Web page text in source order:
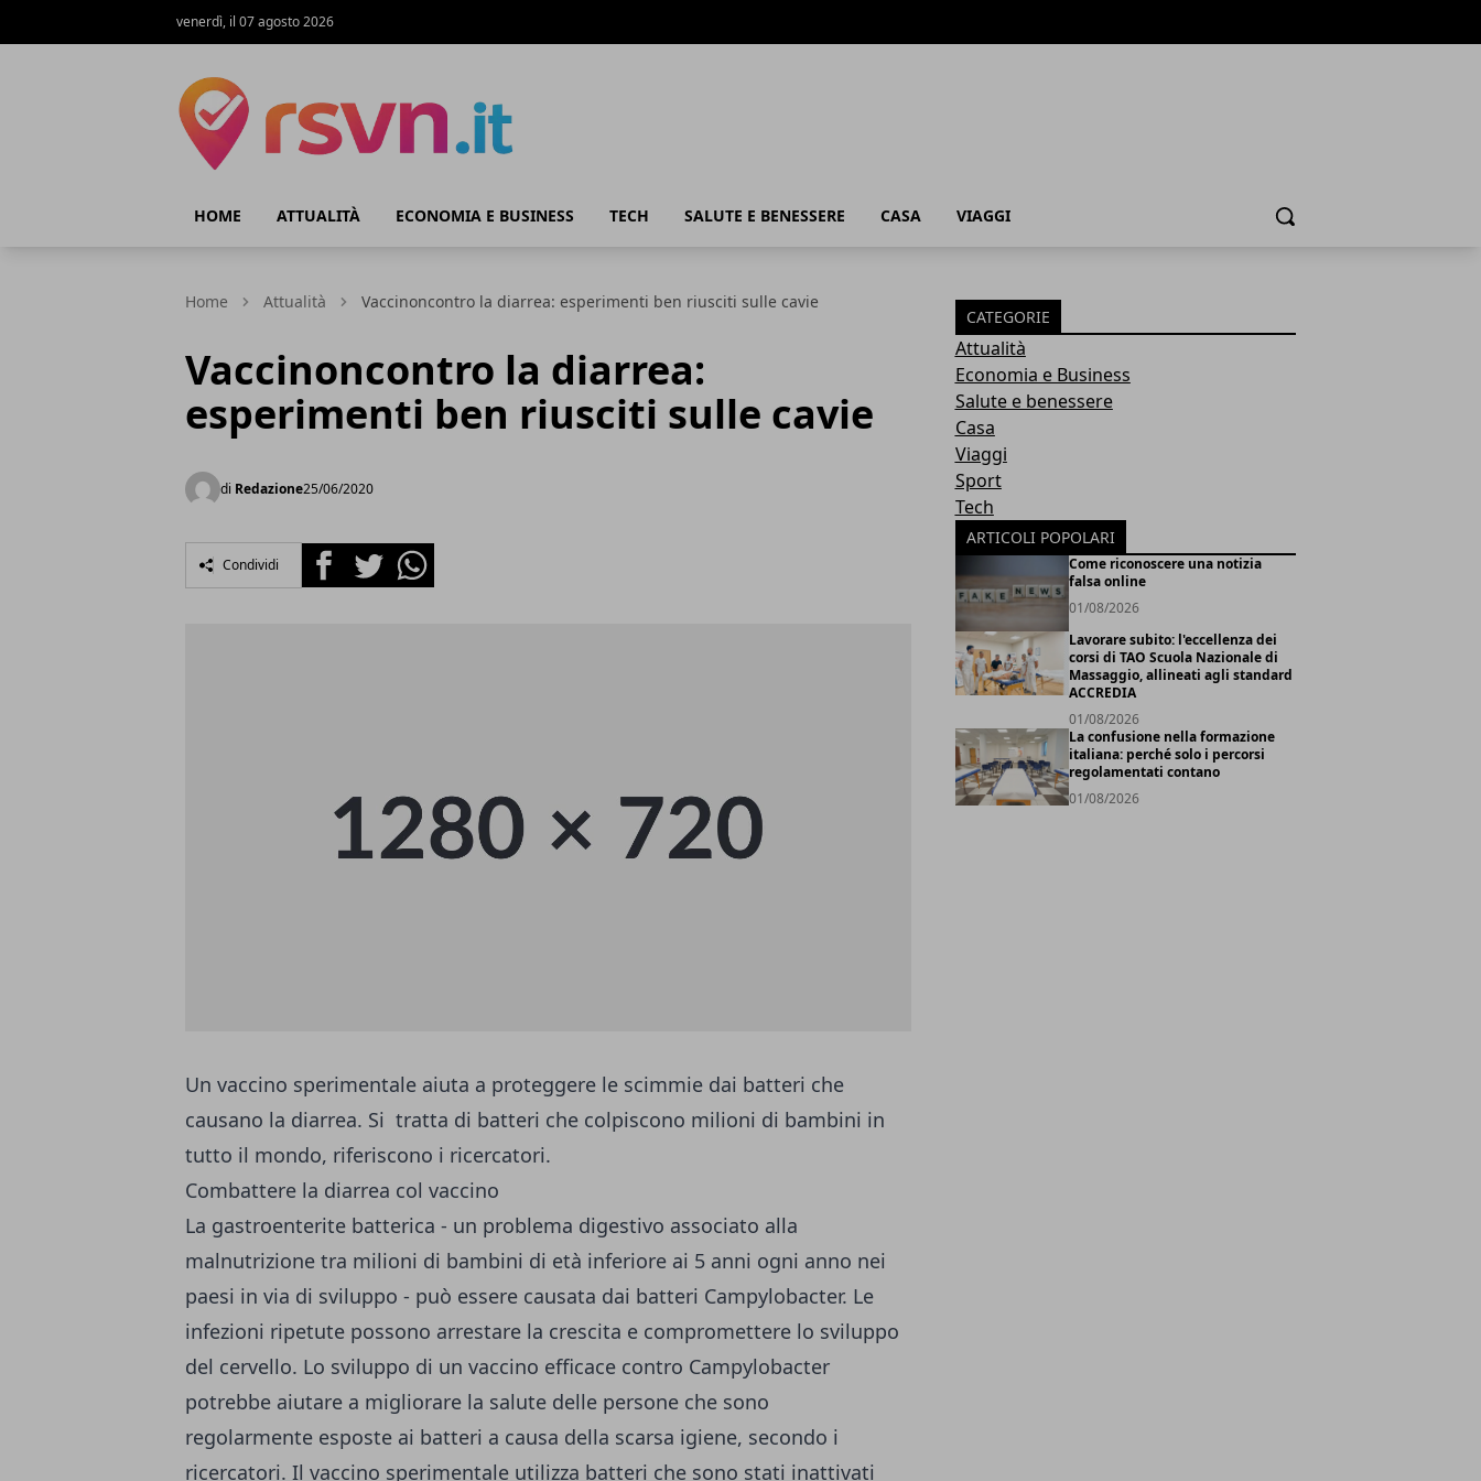
venerdì, il 07 agosto 2026
HOME ATTUALITÀ ECONOMIA E BUSINESS TECH SALUTE E BENESSERE CASA VIAGGI Cerca
Home Attualità Vaccinoncontro la diarrea: esperimenti ben riusciti sulle cavie
Vaccinoncontro la diarrea:
esperimenti ben riusciti sulle cavie
di Redazione25/06/2020
Condividi FacebookTwitterWhatsapp
Un vaccino sperimentale aiuta a proteggere le scimmie dai batteri che
causano la diarrea. Si tratta di batteri che colpiscono milioni di bambini in
tutto il mondo, riferiscono i ricercatori.
Combattere la diarrea col vaccino
La gastroenterite batterica - un problema digestivo associato alla
malnutrizione tra milioni di bambini di età inferiore ai 5 anni ogni anno nei
paesi in via di sviluppo - può essere causata dai batteri Campylobacter. Le
infezioni ripetute possono arrestare la crescita e compromettere lo sviluppo
del cervello. Lo sviluppo di un vaccino efficace contro Campylobacter
potrebbe aiutare a migliorare la salute delle persone che sono
regolarmente esposte ai batteri a causa della scarsa igiene, secondo i
ricercatori. Il vaccino sperimentale utilizza batteri che sono stati inattivati ​​
CATEGORIE
Attualità
Economia e Business
Salute e benessere
Casa
Viaggi
Sport
Tech
ARTICOLI POPOLARI
Come riconoscere una notizia
falsa online
01/08/2026
Lavorare subito: l'eccellenza dei
corsi di TAO Scuola Nazionale di
Massaggio, allineati agli standard
ACCREDIA
01/08/2026
La confusione nella formazione
italiana: perché solo i percorsi
regolamentati contano
01/08/2026